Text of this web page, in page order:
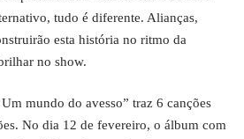
tudo é diferente. Alianças,
esta história no ritmo da
no show.
mundo do avesso” traz 6 canções
No dia 12 de fevereiro, o álbum com